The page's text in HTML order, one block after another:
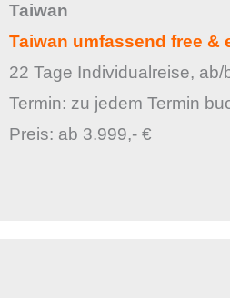
Taiwan
Taiwan umfassend free &
22 Tage Individualreise, ab/
Termin: zu jedem Termin
Preis: ab 3.999,- €